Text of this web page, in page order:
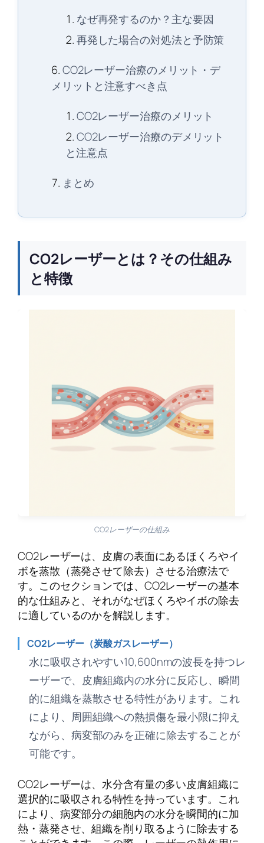
なぜ再発するのか？主な要因
再発した場合の対処法と予防策
CO2レーザー治療のメリット・デ
メリットと注意すべき点
CO2レーザー治療のメリット
CO2レーザー治療のデメリット
と注意点
まとめ
CO2レーザーとは？その仕組み
と特徴
CO2レーザーの仕組み
CO2レーザーは、皮膚の表面にあるほくろやイ
ボを蒸散（蒸発させて除去）させる治療法で
す。このセクションでは、CO2レーザーの基本
的な仕組みと、それがなぜほくろやイボの除去
に適しているのかを解説します。
CO2レーザー（炭酸ガスレーザー）
水に吸収されやすい10,600nmの波長を持つレ
ーザーで、皮膚組織内の水分に反応し、瞬間
的に組織を蒸散させる特性があります。これ
により、周囲組織への熱損傷を最小限に抑え
ながら、病変部のみを正確に除去することが
可能です。
CO2レーザーは、水分含有量の多い皮膚組織に
選択的に吸収される特性を持っています。これ
により、病変部分の細胞内の水分を瞬間的に加
熱・蒸発させ、組織を削り取るように除去する